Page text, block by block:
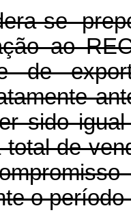
se
ao
de
sido
de
o